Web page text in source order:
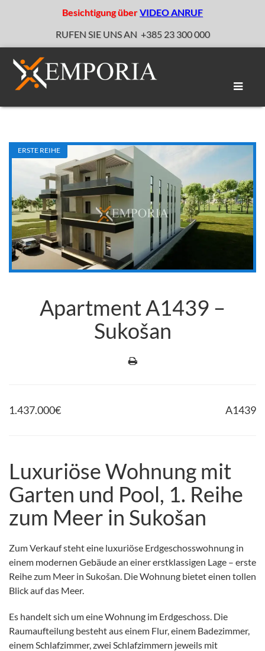
Besichtigung überVIDEO ANRUF
RUFEN SIE UNS AN +385 23 300 000
ERSTE REIHE
Apartment A1439 –
Sukošan
1.437.000€ A1439
Luxuriöse Wohnung mit
Garten und Pool, 1. Reihe
zum Meer in Sukošan
Zum Verkauf steht eine luxuriöse Erdgeschosswohnung in
einem modernen Gebäude an einer erstklassigen Lage – erste
Reihe zum Meer in Sukošan. Die Wohnung bietet einen tollen
Blick auf das Meer.
Es handelt sich um eine Wohnung im Erdgeschoss. Die
Raumaufteilung besteht aus einem Flur, einem Badezimmer,
einem Schlafzimmer, zwei Schlafzimmern jeweils mit